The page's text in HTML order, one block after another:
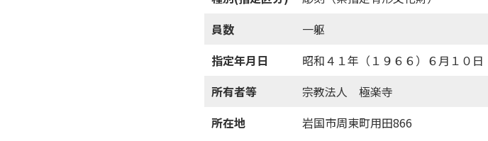
員数
一躯
指定年月日
昭和４１年（１９６６）６月１０日
所有者等
宗教法人 極楽寺
所在地
岩国市周東町用田866